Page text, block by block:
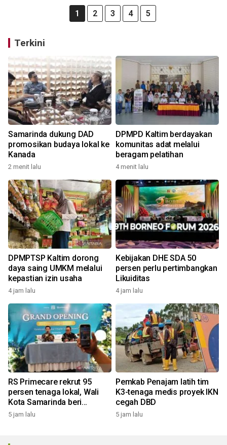
1 2 3 4 5
Terkini
Samarinda dukung DAD
promosikan budaya lokal ke
Kanada
2 menit lalu
DPMPD Kaltim berdayakan
komunitas adat melalui
beragam pelatihan
4 menit lalu
DPMPTSP Kaltim dorong
daya saing UMKM melalui
kepastian izin usaha
4 jam lalu
Kebijakan DHE SDA 50
persen perlu pertimbangkan
Likuiditas
4 jam lalu
RS Primecare rekrut 95
persen tenaga lokal, Wali
Kota Samarinda beri
apresiasi
5 jam lalu
Pemkab Penajam latih tim
K3-tenaga medis proyek IKN
cegah DBD
5 jam lalu